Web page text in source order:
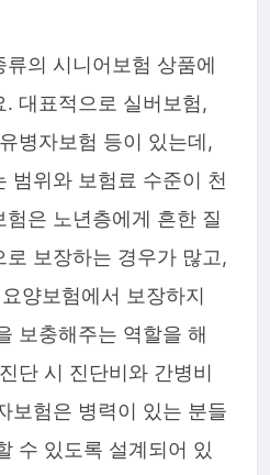
의 시니어보험 상품에
대표적으로 실버보험,
병자보험 등이 있는데,
범위와 보험료 수준이 천
은 노년층에게 흔한 질
로 보장하는 경우가 많고,
양보험에서 보장하지
보충해주는 역할을 해
단 시 진단비와 간병비
보험은 병력이 있는 분들
수 있도록 설계되어 있